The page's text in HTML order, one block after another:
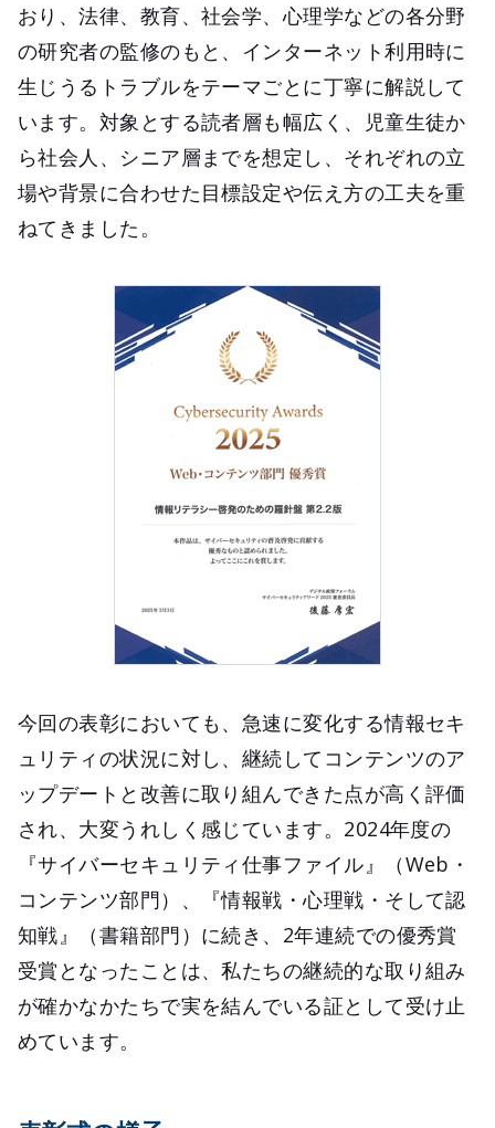
おり、法律、教育、社会学、心理学などの各分野
の研究者の監修のもと、インターネット利用時に
生じうるトラブルをテーマごとに丁寧に解説して
います。対象とする読者層も幅広く、児童生徒か
ら社会人、シニア層までを想定し、それぞれの立
場や背景に合わせた目標設定や伝え方の工夫を重
ねてきました。
今回の表彰においても、急速に変化する情報セキ
ュリティの状況に対し、継続してコンテンツのア
ップデートと改善に取り組んできた点が高く評価
され、大変うれしく感じています。2024年度の
『サイバーセキュリティ仕事ファイル』（Web・
コンテンツ部門）、『情報戦・心理戦・そして認
知戦』（書籍部門）に続き、2年連続での優秀賞
受賞となったことは、私たちの継続的な取り組み
が確かなかたちで実を結んでいる証として受け止
めています。